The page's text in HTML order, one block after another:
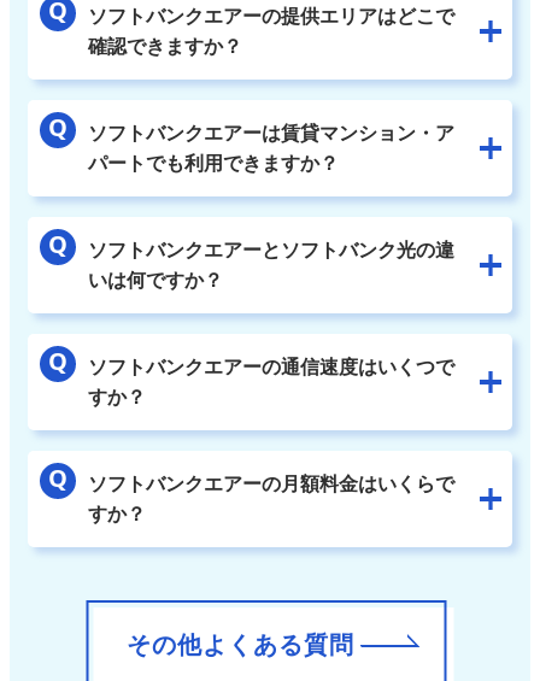
ソフトバンクエアーの提供エリアはどこで
確認できますか？
ソフトバンクエアーは賃貸マンション・ア
パートでも利用できますか？
ソフトバンクエアーとソフトバンク光の違
いは何ですか？
ソフトバンクエアーの通信速度はいくつで
すか？
ソフトバンクエアーの月額料金はいくらで
すか？
その他よくある質問